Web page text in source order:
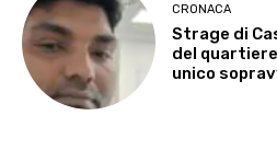
CRONACA
Strage di
del
unico